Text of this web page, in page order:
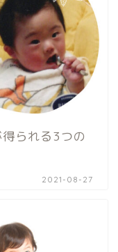
られる3つの
2021-08-27